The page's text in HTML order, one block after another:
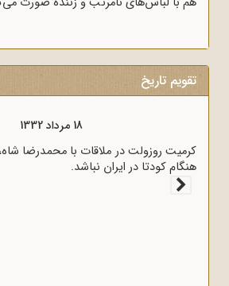
تقویم تاریخ
کرمیتو سیاسی کشور در نامه‌ای برای رؤسای
پرداخت غرامت به انگلیس اعلام کردند.